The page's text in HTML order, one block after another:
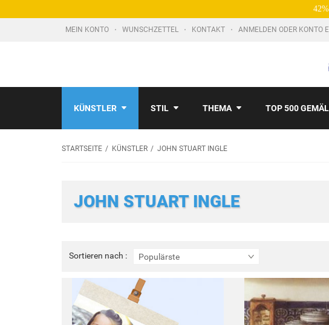
MEIN KONTO WUNSCHZETTEL KONTAKT ANMELDEN ODER KONTO
KÜNSTLER STIL THEMA TOP 500
STARTSEITE KÜNSTLER JOHN STUART INGLE
JOHN STUART INGLE
Sortieren nach : Populärste
Sortieren
nach